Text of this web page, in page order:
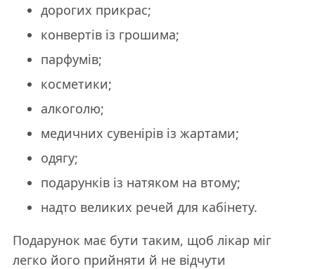
дорогих прикрас;
конвертів із грошима;
парфумів;
косметики;
алкоголю;
медичних сувенірів із жартами;
одягу;
подарунків із натяком на втому;
надто великих речей для кабінету.
Подарунок має бути таким, щоб лікар міг
легко його прийняти й не відчути